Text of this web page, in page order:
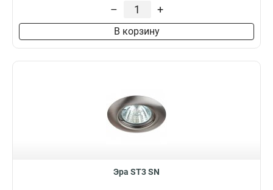
– +
В корзину
Эра ST3 SN